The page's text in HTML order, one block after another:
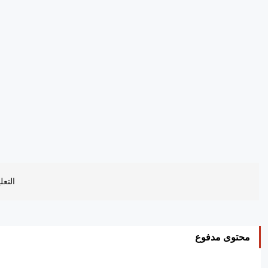
محتوى مدفوع